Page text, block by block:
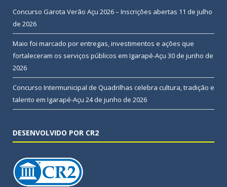
Concurso Garota Verão Açu 2026 – Inscrições abertas 11 de julho
de 2026
Maio foi marcado por entregas, investimentos e ações que
fortaleceram os serviços públicos em Igarapé-Açu 30 de junho de
2026
Concurso Intermunicipal de Quadrilhas celebra cultura, tradição e
talento em Igarapé-Açu 24 de junho de 2026
DESENVOLVIDO POR CR2